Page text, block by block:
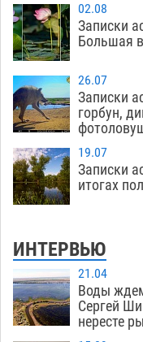
02.08
Записки
Большая
26.07
Записки
горбун,
19.07
Записки
итогах
ИНТЕРВЬЮ
21.04
Воды
Сергей
нересте